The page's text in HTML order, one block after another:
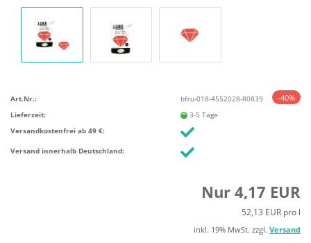
-40%
Art.Nr.:
bfzu-018-4552028-80839
Lieferzeit:
3-5 Tage
Versandkostenfrei ab 49 €:
Versand innerhalb Deutschland:
Nur 4,17 EUR
52,13 EUR pro l
inkl. 19% MwSt. zzgl. Versand